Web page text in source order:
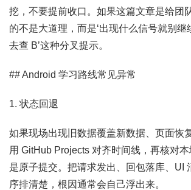
挖，不要提前收口。如果这篇文章是给团
的不是大道理，而是‘出现什么信号就别继
去查 B’这种分叉提示。
## Android 学习路线常见异常
1. 状态回退
如果现场出现旧数据覆盖新数据、页面恢
用 GitHub Projects 对齐时间线，再核对
是原子提交。把请求发出、回包落库、UI
序排清楚，根因通常会自己浮出来。